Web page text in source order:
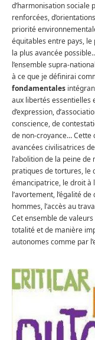
d’harmonisation sociale
renforcées,
priorité
équitables entre pays,
la plus avancée
l’ensemble supra-
à ce que je définirai
fondamentales
aux libertés essentielles
d’expression,
conscience, de
de non-croyance… Cette
avancées civilisatrices
l’abolition de la peine
pratiques de tortures, le
émancipatrice, le droit à
l’avortement, l’égalité
hommes, l’accès au
Cet ensemble de
totalité et de manière
autonomes comme par